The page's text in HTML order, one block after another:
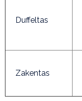
Duffeltas
Zakentas